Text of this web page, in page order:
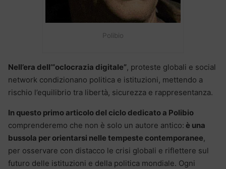
Polibio
Nell’era dell’“oclocrazia digitale”, proteste globali e social
network condizionano politica e istituzioni, mettendo a
rischio l’equilibrio tra libertà, sicurezza e rappresentanza.
In questo primo articolo del ciclo dedicato a Polibio
comprenderemo che non è solo un autore antico: è una
bussola per orientarsi nelle tempeste contemporanee,
per osservare con distacco le crisi globali e riflettere sul
futuro delle istituzioni e della politica mondiale. Ogni